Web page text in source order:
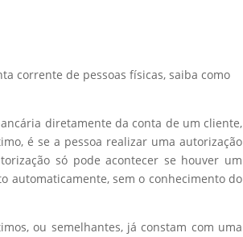
corrente de pessoas físicas, saiba como
diretamente da conta de um cliente,
é se a pessoa realizar uma autorização
só pode acontecer se houver um
automaticamente, sem o conhecimento do
ou semelhantes, já constam com uma